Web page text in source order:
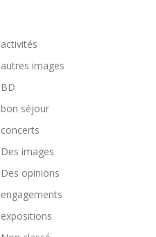
activités
autres images
BD
bon séjour
concerts
Des images
Des opinions
engagements
expositions